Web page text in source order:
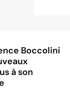
Boccolini
à son